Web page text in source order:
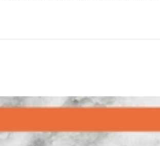
: ✔ Générer des prospects B2B de haute
crédible&quot; dans votre domaine ✔
puissent vous trouver plus
visuel. Un travail de coopération étroite
Los Angeles Business Journal ✔ Expert
Women's Entrepreneurship
of State. Si vous souhaitez discuter,